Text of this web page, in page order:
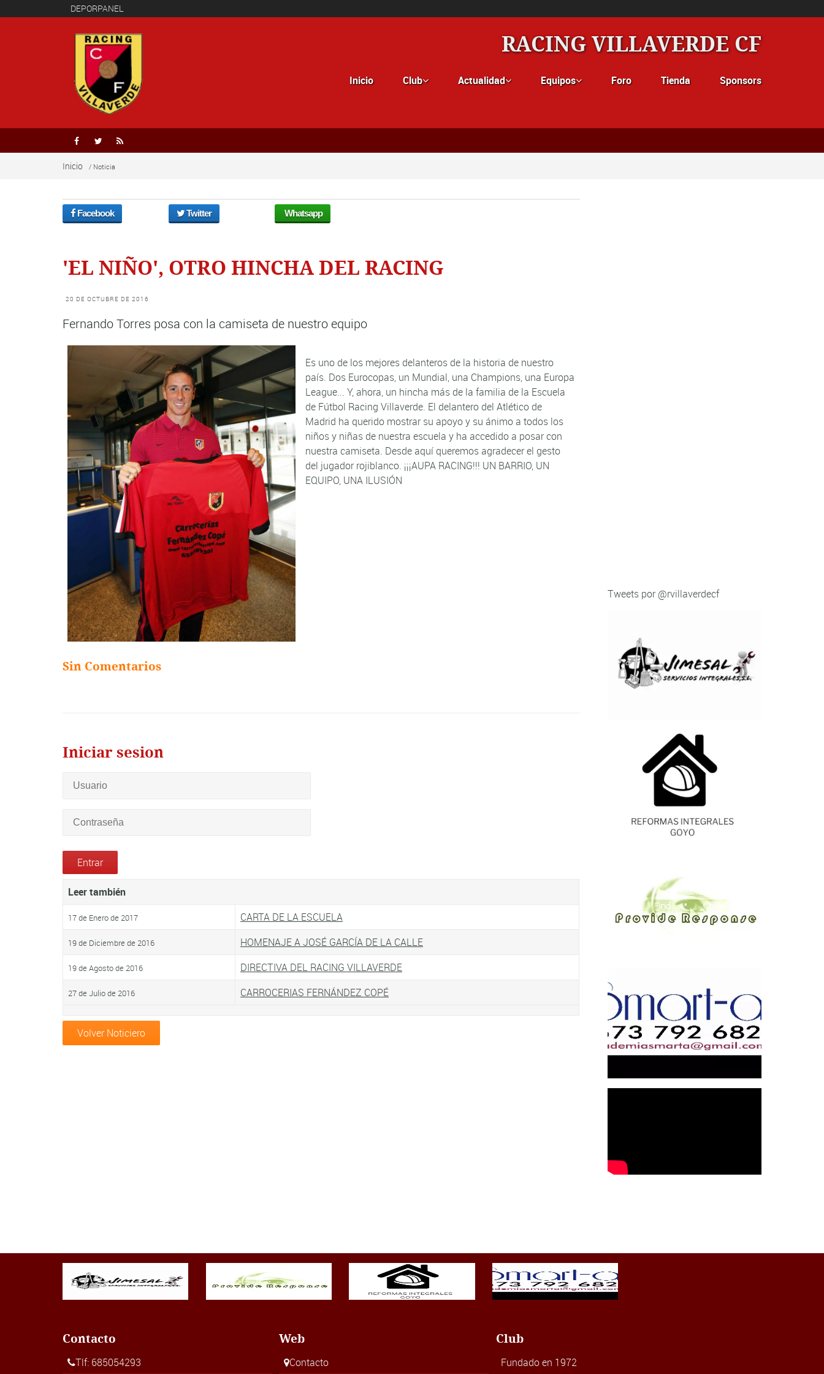
DEPORPANEL
RACING VILLAVERDE CF
Inicio Club Actualidad Equipos Foro Tienda Sponsors
  
Inicio / Noticia
Facebook Twitter Whatsapp
'EL NIÑO', OTRO HINCHA DEL RACING
20 DE OCTUBRE DE 2016
Fernando Torres posa con la camiseta de nuestro equipo
Es uno de los mejores delanteros de la historia de nuestro
país. Dos Eurocopas, un Mundial, una Champions, una Europa
League... Y, ahora, un hincha más de la familia de la Escuela
de Fútbol Racing Villaverde. El delantero del Atlético de
Madrid ha querido mostrar su apoyo y su ánimo a todos los
niños y niñas de nuestra escuela y ha accedido a posar con
nuestra camiseta. Desde aquí queremos agradecer el gesto
del jugador rojiblanco. ¡¡¡AUPA RACING!!! UN BARRIO, UN
EQUIPO, UNA ILUSIÓN
Sin Comentarios
Iniciar sesion
Leer también
17 de Enero de 2017 CARTA DE LA ESCUELA
19 de Diciembre de 2016 HOMENAJE A JOSÉ GARCÍA DE LA CALLE
19 de Agosto de 2016 DIRECTIVA DEL RACING VILLAVERDE
27 de Julio de 2016 CARROCERIAS FERNÁNDEZ COPÉ
Volver Noticiero
Tweets por @rvillaverdecf
Contacto
Tlf: 685054293
Web
Contacto
Club
Fundado en 1972